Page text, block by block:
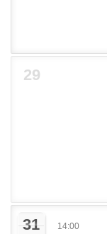
29
31 14:00